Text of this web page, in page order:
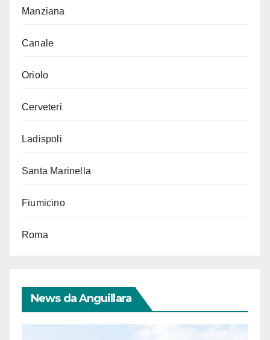
Manziana
Canale
Oriolo
Cerveteri
Ladispoli
Santa Marinella
Fiumicino
Roma
News da Anguillara